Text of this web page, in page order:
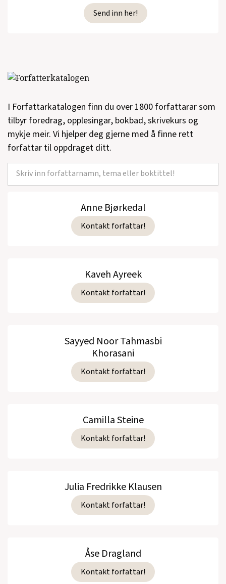
Send inn her!
I Forfattarkatalogen finn du over 1800 forfattarar som
tilbyr foredrag, opplesingar, bokbad, skrivekurs og
mykje meir. Vi hjelper deg gjerne med å finne rett
forfattar til oppdraget ditt.
Anne Bjørkedal
Kontakt forfattar!
Kaveh Ayreek
Kontakt forfattar!
Sayyed Noor Tahmasbi
Khorasani
Kontakt forfattar!
Camilla Steine
Kontakt forfattar!
Julia Fredrikke Klausen
Kontakt forfattar!
Åse Dragland
Kontakt forfattar!